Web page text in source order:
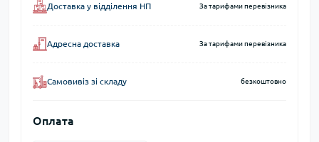
Доставка у відділення НП За тарифами перевізника
Адресна доставка За тарифами перевізника
Самовивіз зі складу безкоштовно
Оплата